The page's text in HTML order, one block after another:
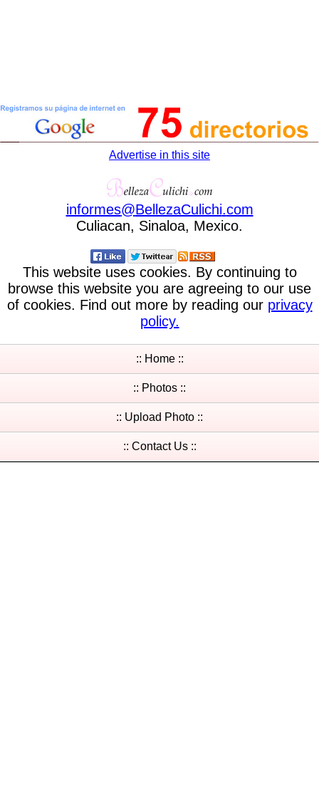
Advertise in this site
informes@BellezaCulichi.com
Culiacan, Sinaloa, Mexico.
This website uses cookies. By continuing to
browse this website you are agreeing to our use
of cookies. Find out more by reading our privacy
policy.
:: Home ::
:: Photos ::
:: Upload Photo ::
:: Contact Us ::